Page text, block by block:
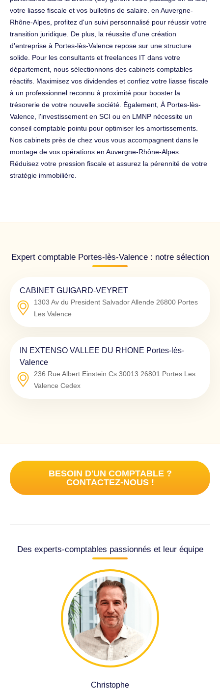
votre liasse fiscale et vos bulletins de salaire. en Auvergne-
Rhône-Alpes, profitez d'un suivi personnalisé pour réussir votre
transition juridique. De plus, la réussite d'une création
d'entreprise à Portes-lès-Valence repose sur une structure
solide. Pour les consultants et freelances IT dans votre
département, nous sélectionnons des cabinets comptables
réactifs. Maximisez vos dividendes et confiez votre liasse fiscale
à un professionnel reconnu à proximité pour booster la
trésorerie de votre nouvelle société. Également, À Portes-lès-
Valence, l'investissement en SCI ou en LMNP nécessite un
conseil comptable pointu pour optimiser les amortissements.
Nos cabinets près de chez vous vous accompagnent dans le
montage de vos opérations en Auvergne-Rhône-Alpes.
Réduisez votre pression fiscale et assurez la pérennité de votre
stratégie immobilière.
Expert comptable Portes-lès-Valence : notre sélection
CABINET GUIGARD-VEYRET
1303 Av du President Salvador Allende 26800 Portes
Les Valence
IN EXTENSO VALLEE DU RHONE Portes-lès-
Valence
236 Rue Albert Einstein Cs 30013 26801 Portes Les
Valence Cedex
BESOIN D'UN COMPTABLE ?
CONTACTEZ-NOUS !
Des experts-comptables passionnés et leur équipe
Christophe